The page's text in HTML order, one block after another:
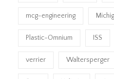
mcg-engineering
Plastic-Omnium ISS
verrier Waltersperger